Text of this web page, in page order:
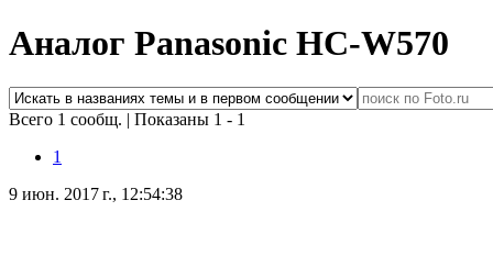
Аналог Panasonic HC-W570
Всего 1 сообщ. | Показаны 1 - 1
1
9 июн. 2017 г., 12:54:38